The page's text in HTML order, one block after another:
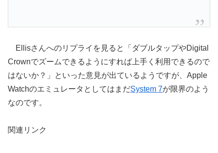
Ellisさんへのリプライを見ると「ダブルタップやDigital
Crownでズームできるようにすれば上手く利用できるので
はないか？」といった意見が出ているようですが、Apple
WatchのエミュレータとしてはまだSystem 7が限界のよう
なのです。
関連リンク